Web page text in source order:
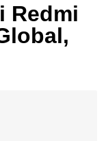
Redmi